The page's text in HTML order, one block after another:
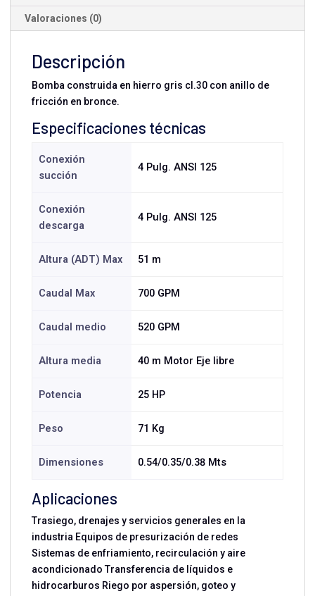
Valoraciones (0)
Descripción
Bomba construida en hierro gris cl.30 con anillo de
fricción en bronce.
Especificaciones técnicas
Conexión
succión
4 Pulg. ANSI 125
Conexión
descarga
4 Pulg. ANSI 125
Altura (ADT) Max 51 m
Caudal Max 700 GPM
Caudal medio 520 GPM
Altura media 40 m Motor Eje libre
Potencia 25 HP
Peso 71 Kg
Dimensiones 0.54/0.35/0.38 Mts
Aplicaciones
Trasiego, drenajes y servicios generales en la
industria Equipos de presurización de redes
Sistemas de enfriamiento, recirculación y aire
acondicionado Transferencia de líquidos e
hidrocarburos Riego por aspersión, goteo y